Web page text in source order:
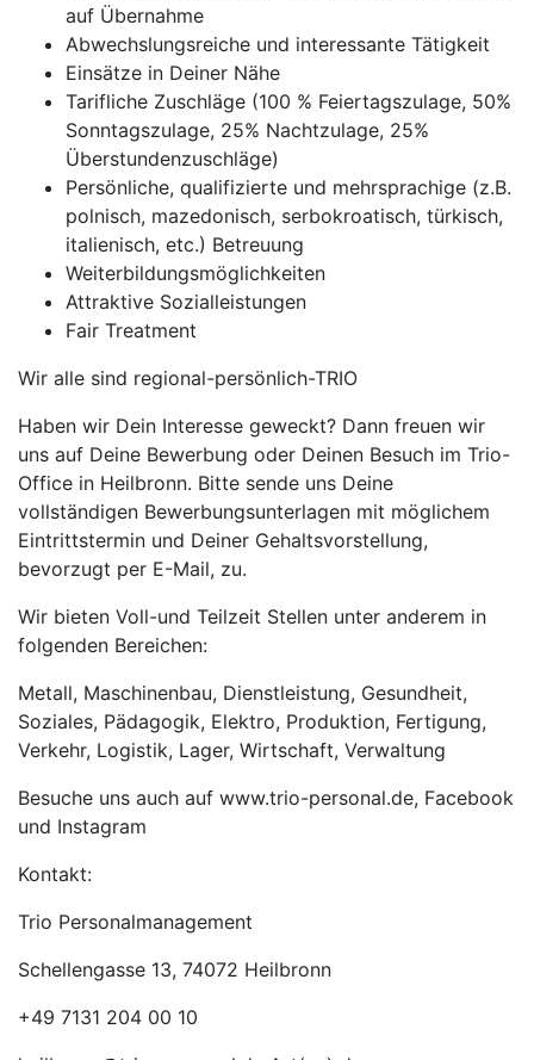
auf Übernahme
Abwechslungsreiche und interessante Tätigkeit
Einsätze in Deiner Nähe
Tarifliche Zuschläge (100 % Feiertagszulage, 50%
Sonntagszulage, 25% Nachtzulage, 25%
Überstundenzuschläge)
Persönliche, qualifizierte und mehrsprachige (z.B.
polnisch, mazedonisch, serbokroatisch, türkisch,
italienisch, etc.) Betreuung
Weiterbildungsmöglichkeiten
Attraktive Sozialleistungen
Fair Treatment
Wir alle sind regional-persönlich-TRIO
Haben wir Dein Interesse geweckt? Dann freuen wir
uns auf Deine Bewerbung oder Deinen Besuch im Trio-
Office in Heilbronn. Bitte sende uns Deine
vollständigen Bewerbungsunterlagen mit möglichem
Eintrittstermin und Deiner Gehaltsvorstellung,
bevorzugt per E-Mail, zu.
Wir bieten Voll-und Teilzeit Stellen unter anderem in
folgenden Bereichen:
Metall, Maschinenbau, Dienstleistung, Gesundheit,
Soziales, Pädagogik, Elektro, Produktion, Fertigung,
Verkehr, Logistik, Lager, Wirtschaft, Verwaltung
Besuche uns auch auf www.trio-personal.de, Facebook
und Instagram
Kontakt:
Trio Personalmanagement
Schellengasse 13, 74072 Heilbronn
+49 7131 204 00 10